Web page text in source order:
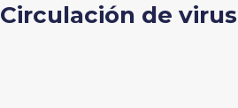
Circulación de